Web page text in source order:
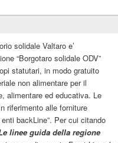
solidale Valtaro e’
“Borgotaro solidale ODV”
statutari, in modo gratuito
non alimentare per il
alimentare ed educativa. Le
riferimento alle forniture
backLine”. Per cui citando
linee guida della regione